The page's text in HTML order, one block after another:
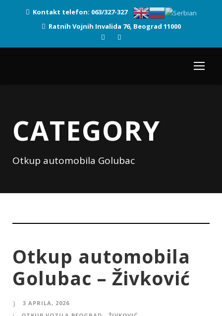
Kontakt telefon: 063/327-327
Ratnih Vojnih Invalida 76, Beograd 11000
CATEGORY
Otkup automobila Golubac
Otkup automobila
Golubac – Živković
3 APRILA, 2026